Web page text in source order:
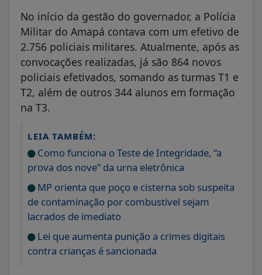
No início da gestão do governador, a Polícia
Militar do Amapá contava com um efetivo de
2.756 policiais militares. Atualmente, após as
convocações realizadas, já são 864 novos
policiais efetivados, somando as turmas T1 e
T2, além de outros 344 alunos em formação
na T3.
LEIA TAMBÉM:
Como funciona o Teste de Integridade, “a
prova dos nove” da urna eletrônica
MP orienta que poço e cisterna sob suspeita
de contaminação por combustível sejam
lacrados de imediato
Lei que aumenta punição a crimes digitais
contra crianças é sancionada